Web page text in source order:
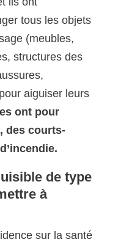
tous les objets
(meubles,
structures des
aiguiser leurs
ont pour
des courts-
de type
à
sur la santé